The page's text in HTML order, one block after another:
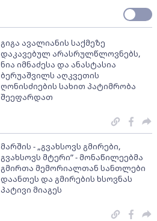
გიგა ავალიანის საქმეზე
დაკავებულ არასრულწლოვნებს,
ნია იმნაძესა და ანასტასია
ბერუაშვილს აღკვეთის
ღონისძიების სახით პატიმრობა
შეეფარდათ
მარშის - „გვახსოვს გმირები,
გვახსოვს მტერი” - მონაწილეებმა
გმირთა მემორიალთან სანთლები
დაანთეს და გმირების ხსოვნას
პატივი მიაგეს